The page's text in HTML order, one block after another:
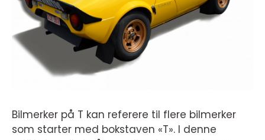
Bilmerker på T kan referere til flere bilmerker
som starter med bokstaven «T». I denne